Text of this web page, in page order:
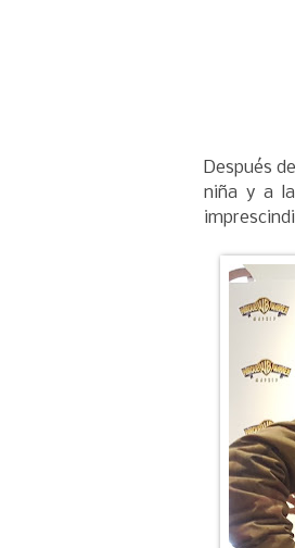
Después
niña y a